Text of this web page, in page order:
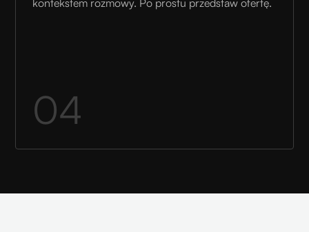
kontekstem rozmowy. Po prostu przedstaw ofertę.
04